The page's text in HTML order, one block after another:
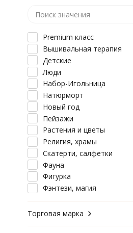
Premium класс
Вышивальная терапия
Детские
Люди
Набор-Игольница
Натюрморт
Новый год
Пейзажи
Растения и цветы
Религия, храмы
Скатерти, салфетки
Фауна
Фигурка
Фэнтези, магия
Торговая марка